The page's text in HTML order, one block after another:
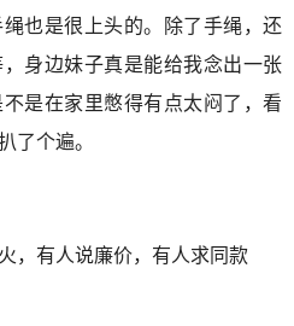
也是很上头的。除了手绳，还
身边妹子真是能给我念出一张
是在家里憋得有点太闷了，看
了个遍。